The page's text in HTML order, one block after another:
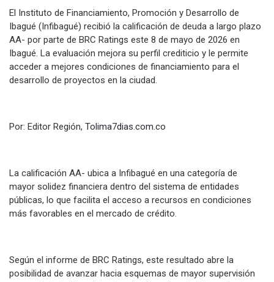
El Instituto de Financiamiento, Promoción y Desarrollo de
Ibagué (Infibagué) recibió la calificación de deuda a largo plazo
AA- por parte de BRC Ratings este 8 de mayo de 2026 en
Ibagué. La evaluación mejora su perfil crediticio y le permite
acceder a mejores condiciones de financiamiento para el
desarrollo de proyectos en la ciudad.
Por: Editor Región, Tolima7dias.com.co
La calificación AA- ubica a Infibagué en una categoría de
mayor solidez financiera dentro del sistema de entidades
públicas, lo que facilita el acceso a recursos en condiciones
más favorables en el mercado de crédito.
Según el informe de BRC Ratings, este resultado abre la
posibilidad de avanzar hacia esquemas de mayor supervisión